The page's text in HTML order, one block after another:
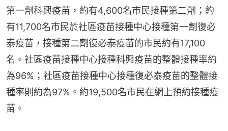
第一劑科興疫苗，約有4,600名市民接種第二劑；約
有11,700名市民於社區疫苗接種中心接種第一劑復必
泰疫苗，接種第二劑復必泰疫苗的市民約有17,100
名。社區疫苗接種中心接種科興疫苗的整體接種率約
為96%；社區疫苗接種中心接種復必泰疫苗的整體接
種率則約為97%。約19,500名市民在網上預約接種疫
苗。